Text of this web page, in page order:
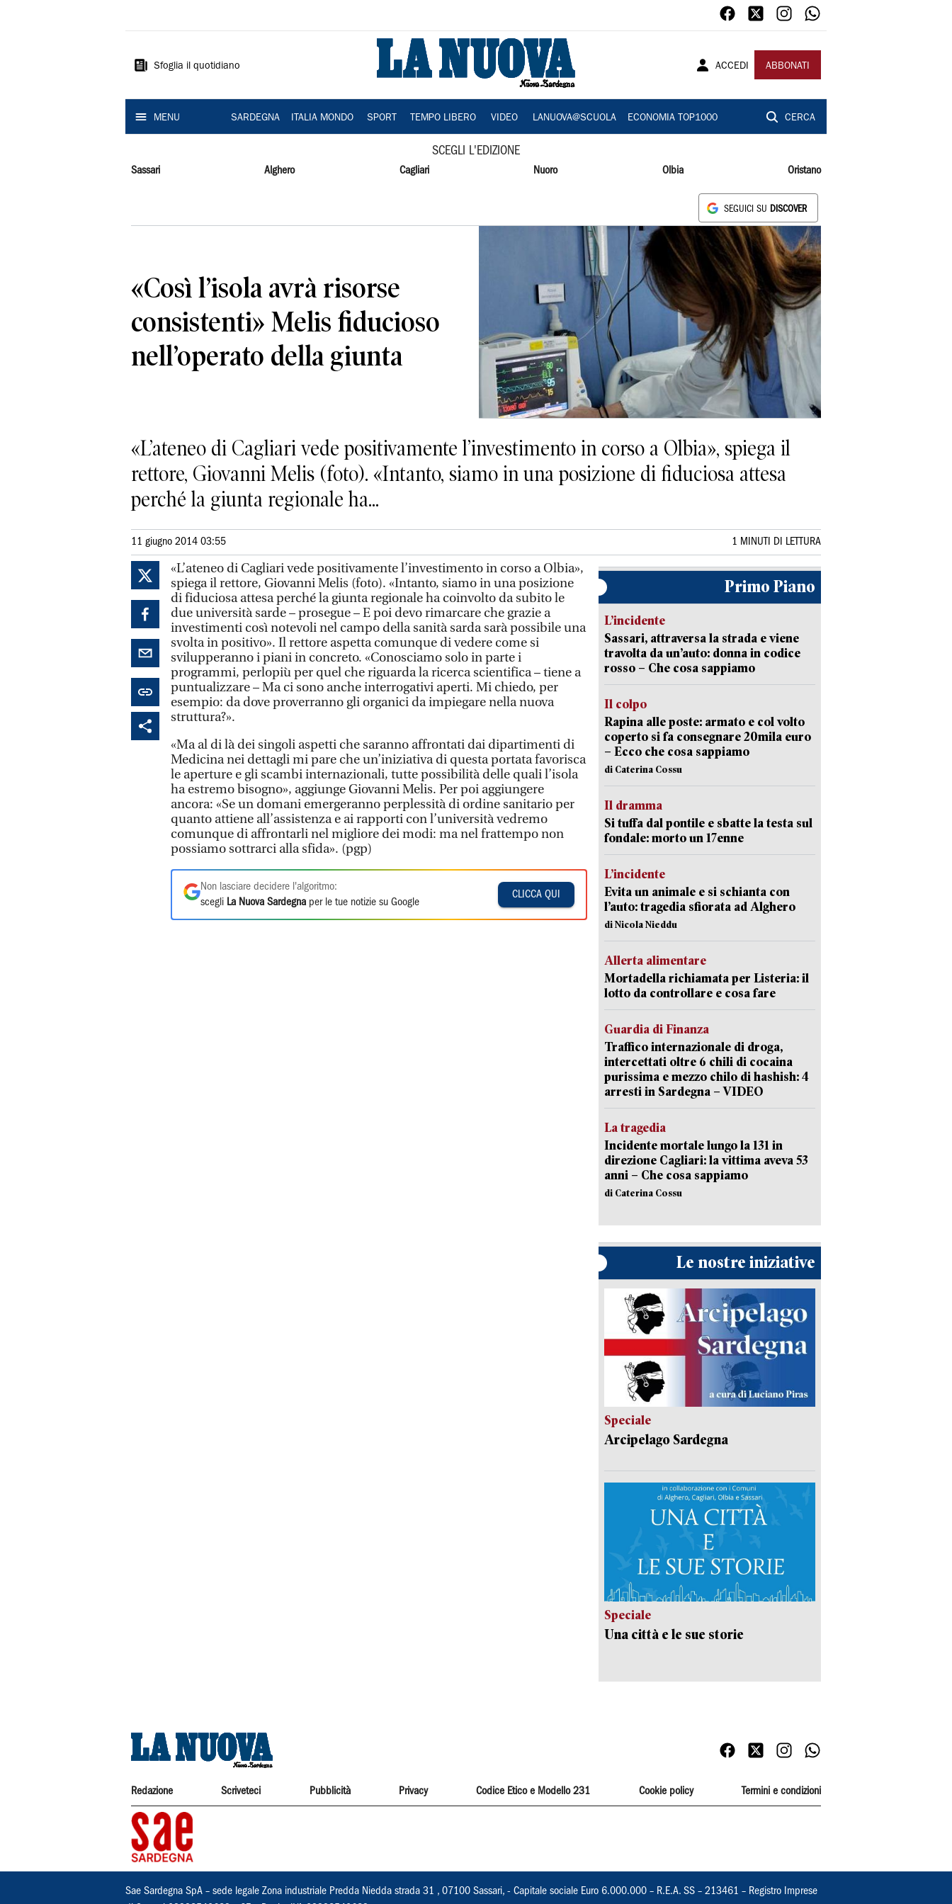
Sardegna
Sfoglia il quotidiano ACCEDI ABBONATI
MENU SARDEGNA ITALIA MONDO SPORT TEMPO LIBERO VIDEO LANUOVA@SCUOLA ECONOMIA TOP1000 CERCA
SCEGLI L'EDIZIONE
Sassari Alghero Cagliari Nuoro Olbia Oristano
SEGUICI SU DISCOVER
«Così l’isola avrà risorse
consistenti» Melis fiducioso
nell’operato della giunta
«L’ateneo di Cagliari vede positivamente l’investimento in corso a Olbia», spiega il
rettore, Giovanni Melis (foto). «Intanto, siamo in una posizione di fiduciosa attesa
perché la giunta regionale ha...
11 giugno 2014 03:55 1 MINUTI DI LETTURA
«L’ateneo di Cagliari vede positivamente l’investimento in corso a Olbia»,
spiega il rettore, Giovanni Melis (foto). «Intanto, siamo in una posizione
di fiduciosa attesa perché la giunta regionale ha coinvolto da subito le
due università sarde – prosegue – E poi devo rimarcare che grazie a
investimenti così notevoli nel campo della sanità sarda sarà possibile una
svolta in positivo». Il rettore aspetta comunque di vedere come si
svilupperanno i piani in concreto. «Conosciamo solo in parte i
programmi, perlopiù per quel che riguarda la ricerca scientifica – tiene a
puntualizzare – Ma ci sono anche interrogativi aperti. Mi chiedo, per
esempio: da dove proverranno gli organici da impiegare nella nuova
struttura?».
«Ma al di là dei singoli aspetti che saranno affrontati dai dipartimenti di
Medicina nei dettagli mi pare che un’iniziativa di questa portata favorisca
le aperture e gli scambi internazionali, tutte possibilità delle quali l’isola
ha estremo bisogno», aggiunge Giovanni Melis. Per poi aggiungere
ancora: «Se un domani emergeranno perplessità di ordine sanitario per
quanto attiene all’assistenza e ai rapporti con l’università vedremo
comunque di affrontarli nel migliore dei modi: ma nel frattempo non
possiamo sottrarci alla sfida». (pgp)
Non lasciare decidere l'algoritmo:
scegli La Nuova Sardegna per le tue notizie su Google
CLICCA QUI
Primo Piano
L’incidente
Sassari, attraversa la strada e viene
travolta da un’auto: donna in codice
rosso – Che cosa sappiamo
Il colpo
Rapina alle poste: armato e col volto
coperto si fa consegnare 20mila euro
– Ecco che cosa sappiamo
di Caterina Cossu
Il dramma
Si tuffa dal pontile e sbatte la testa sul
fondale: morto un 17enne
L’incidente
Evita un animale e si schianta con
l’auto: tragedia sfiorata ad Alghero
di Nicola Nieddu
Allerta alimentare
Mortadella richiamata per Listeria: il
lotto da controllare e cosa fare
Guardia di Finanza
Traffico internazionale di droga,
intercettati oltre 6 chili di cocaina
purissima e mezzo chilo di hashish: 4
arresti in Sardegna – VIDEO
La tragedia
Incidente mortale lungo la 131 in
direzione Cagliari: la vittima aveva 53
anni – Che cosa sappiamo
di Caterina Cossu
Le nostre iniziative
Speciale
Arcipelago Sardegna
Speciale
Una città e le sue storie
Redazione Scriveteci Pubblicità Privacy Codice Etico e Modello 231 Cookie policy Termini e condizioni
Sae Sardegna SpA – sede legale Zona industriale Predda Niedda strada 31 , 07100 Sassari, - Capitale sociale Euro 6.000.000 – R.E.A. SS – 213461 – Registro Imprese